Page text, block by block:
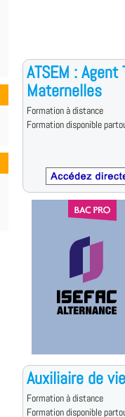
ATSEM :
Maternelles
Formation à distance
Formation disponible
Auxiliaire de
Formation à distance
Formation disponible